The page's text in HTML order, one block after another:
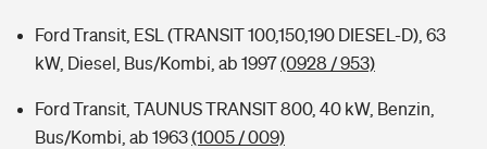
Ford Transit, ESL (TRANSIT 100,150,190 DIESEL-D), 63
kW, Diesel, Bus/Kombi, ab 1997(0928 / 953)
Ford Transit, TAUNUS TRANSIT 800, 40 kW, Benzin,
Bus/Kombi, ab 1963(1005 / 009)